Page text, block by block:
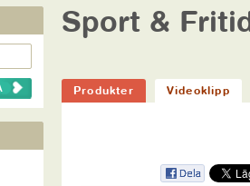
Sport &
Produkter Videoklipp